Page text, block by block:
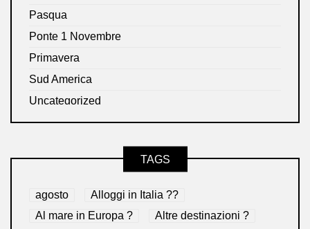
Pasqua
Ponte 1 Novembre
Primavera
Sud America
Uncategorized
TAGS
agosto
Alloggi in Italia ??
Al mare in Europa ?️
Altre destinazioni ?